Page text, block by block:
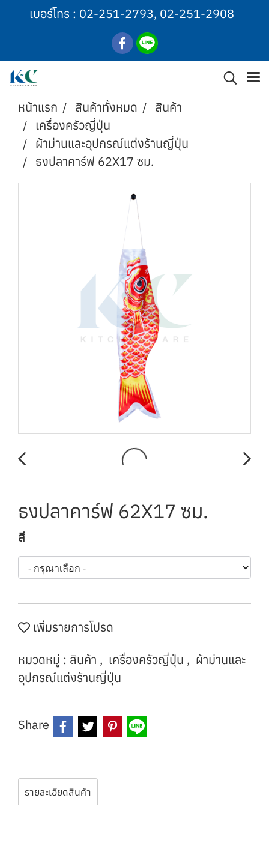
เบอร์โทร : 02-251-2793, 02-251-2908
หน้าแรก สินค้าทั้งหมด
สินค้า
เครื่องครัวญี่ปุ่น
ผ้าม่านและอุปกรณ์แต่งร้านญี่ปุ่น
ธงปลาคาร์ฟ 62X17 ซม.
ธงปลาคาร์ฟ 62X17 ซม.
สี
เพิ่มรายการโปรด
หมวดหมู่ : สินค้า , เครื่องครัวญี่ปุ่น , ผ้าม่านและ
อุปกรณ์แต่งร้านญี่ปุ่น
Share
รายละเอียดสินค้า